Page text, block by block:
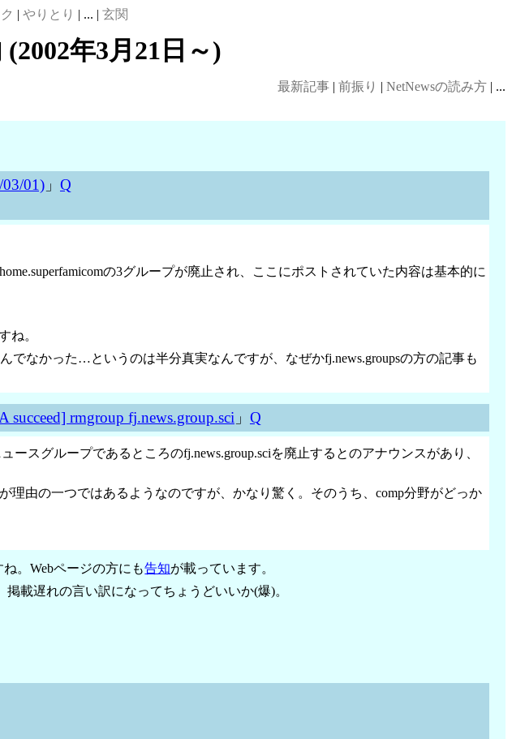
| やりとり | ... | 玄関
年3月21日～)
最新記事 | 前振り | NetNewsの読み方 | ...
01)」 Q
の3グループが廃止され、ここにポストされていた内容は基本的に
ね。
でなかった…というのは半分真実なんですが、なぜかfj.news.groupsの方の記事も
succeed] rmgroup fj.news.group.sci 」 Q
スグループであるところのfj.news.group.sciを廃止するとのアナウンスがあり、
由の一つではあるようなのですが、かなり驚く。そのうち、comp分野がどっか
。Webページの方にも告知が載っています。
載遅れの言い訳になってちょうどいいか(爆)。